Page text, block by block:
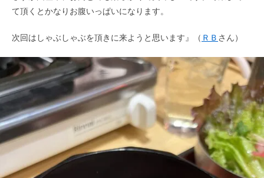
て頂くとかなりお腹いっぱいになります。
次回はしゃぶしゃぶを頂きに来ようと思います』（ ＲＢ さん）